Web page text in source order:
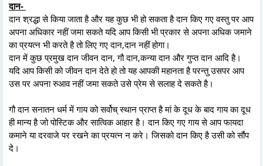
दान-
दान श्रद्धा से किया जाता है और यह कुछ भी हो सकता है दान किए गए वस्तु पर आप
अपना अधिकार नहीं जमा सकते यदि आप किसी भी प्रकार से अपना अधिक जमाने
का प्रयत्न भी करते है तो लिए गए दान,दान नहीं होगा।
दान में कुछ प्रमुख दान जीवन दान, गौ दान,कन्या दान और गुप्त दान आदि है।
यदि आप किसी को जीवन दान देते हो तो यह आपकी महानता है परन्तु उसपर आप
उस पर अपना रुआव नहीं जमा सकते उसे प्रेम से सलाह दे सकते है।
गौ दान सनातन धर्म में गाय को सर्वोच् स्थान प्राप्त है मां के दूध के बाद गाय का दूध
ही मान्य है जो पोस्टिक और सात्विक आहार है। दान किए गए गाय से आप फायदा
कमाने या दरवाजे पर रखने का प्रयत्न न करे। जिसको दान किए है उसी को सौंप
दे।